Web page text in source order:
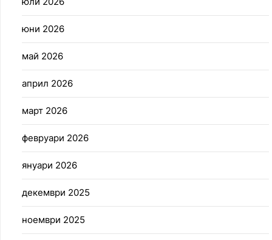
юни 2026
май 2026
април 2026
март 2026
февруари 2026
януари 2026
декември 2025
ноември 2025